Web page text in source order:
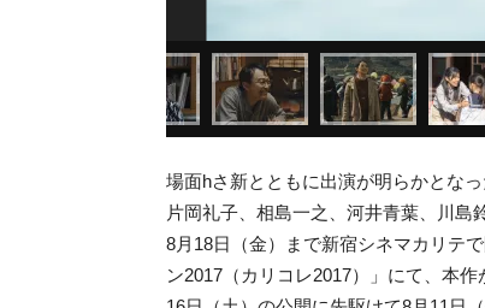
場面hさ新とともに出演が明らかとな
片岡礼子、相島一之、河井青葉、川島
8月18日（金）まで新宿シネマカリテ
ン2017（カリコレ2017）」にて、本